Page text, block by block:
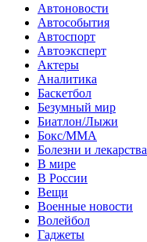
Автоновости
Автособытия
Автоспорт
Автоэксперт
Актеры
Аналитика
Баскетбол
Безумный мир
Биатлон/Лыжи
Бокс/MMA
Болезни и лекарства
В мире
В России
Вещи
Военные новости
Волейбол
Гаджеты